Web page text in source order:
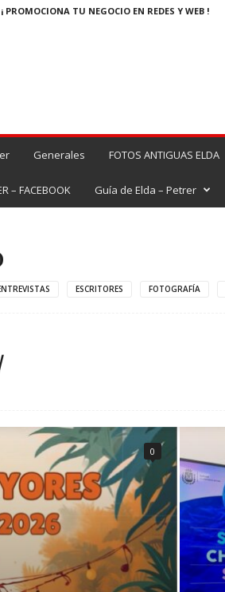
¡ PROMOCIONA TU NEGOCIO EN REDES Y WEB !
Generales FOTOS ANTIGUAS ELDA
– FACEBOOK Guía de Elda – Petrer
ESCRITORES FOTOGRAFÍA
0